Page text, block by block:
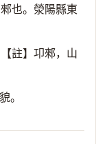
也。滎陽縣東
註】卭郲，山
。